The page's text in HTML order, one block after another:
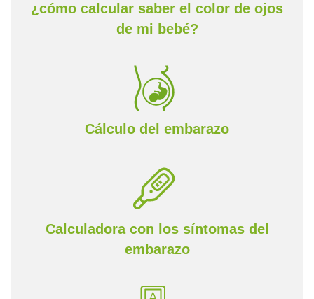
¿cómo calcular saber el color de ojos
de mi bebé?
Cálculo del embarazo
Calculadora con los síntomas del
embarazo